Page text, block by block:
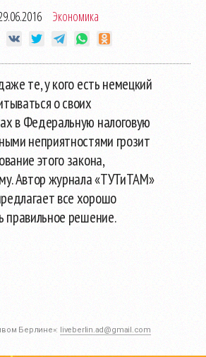
Экономика
те, у кого есть немецкий
о своих
в Федеральную налоговую
неприятностями грозит
этого закона,
Автор журнала «ТУТиТАМ»
все хорошо
правильное решение.
Берлине»: liveberlin.ad@gmail.com